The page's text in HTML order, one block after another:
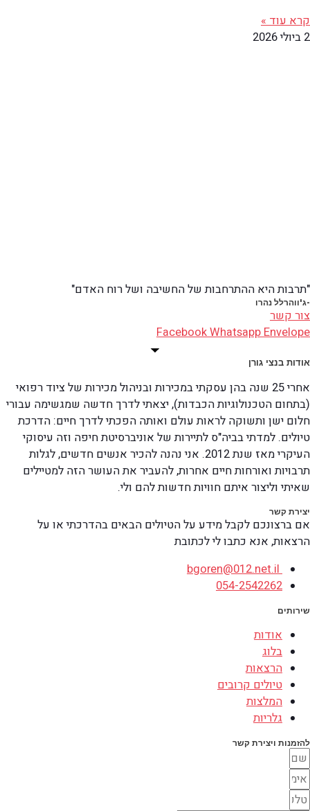
קרא עוד »
2 ביולי 2026
"תרבות היא ההתרחבות של החשיבה ושל רוח האדם"
-ג'ווהרלל נהרו
צור קשר
FacebookWhatsappEnvelope
אודות בנצי גורן
אחרי 25 שנה בהן עסקתי במכירות ובניהול מכירות של ציוד רפואי
(בתחום הטכנולוגיות הכבדות), יצאתי לדרך חדשה שמגשימה עבורי
חלום ישן ותשוקה לראות עולם ואותה הפכתי לדרך חיים: הדרכת
טיולים. למדתי בביה"ס לתיירות של אוניברסיטת חיפה וזה עיסוקי
העיקרי מאז שנת 2012. אני נהנה להכיר אנשים חדשים, לגלות
תרבויות ואורחות חיים אחרות, להעביר את העושר הזה למטיילים
שאיתי וליצור איתם חוויות חדשות להם ולי.
יצירת קשר
אם ברצונכם לקבל מידע על הטיולים הבאים בהדרכתי או על
הרצאות, אנא כתבו לי לכתובת
bgoren@012.net.il
054-2542262
שירותים
אודות
בלוג
הרצאות
טיולים קרובים
המלצות
גלריות
להזמנות ויצירת קשר